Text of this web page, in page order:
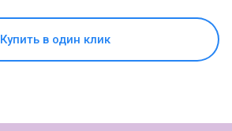
Купить в один клик